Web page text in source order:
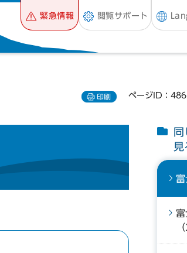
緊急情報 閲覧サポート
印刷 ページID：
同
見